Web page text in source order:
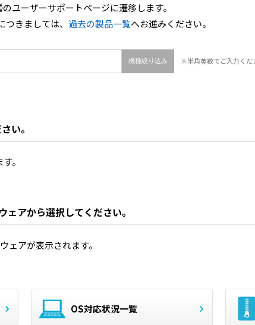
ユーザーサポートページに遷移します。
きましては、 過去の製品一覧へお進みください。
※半角英数でご入力くだ
い。
。
アから選択してください。
ェアが表示されます。
OS対応状況一覧